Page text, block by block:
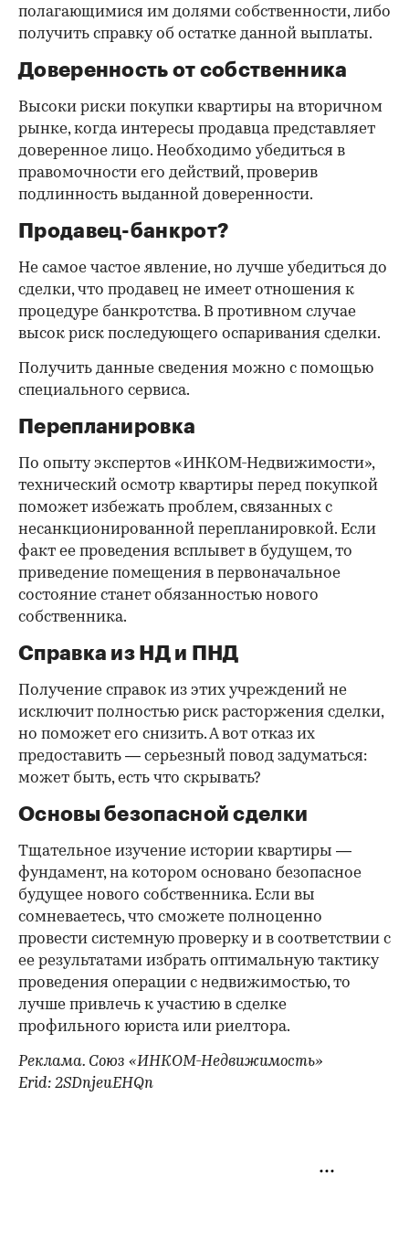
полагающимися им долями собственности, либо
получить справку об остатке данной выплаты.
Доверенность от собственника
Высоки риски покупки квартиры на вторичном
рынке, когда интересы продавца представляет
доверенное лицо. Необходимо убедиться в
правомочности его действий, проверив
подлинность выданной доверенности.
Продавец-банкрот?
Не самое частое явление, но лучше убедиться до
сделки, что продавец не имеет отношения к
процедуре банкротства. В противном случае
высок риск последующего оспаривания сделки.
Получить данные сведения можно с помощью
специального сервиса.
Перепланировка
По опыту экспертов «ИНКОМ-Недвижимости»,
технический осмотр квартиры перед покупкой
поможет избежать проблем, связанных с
несанкционированной перепланировкой. Если
факт ее проведения всплывет в будущем, то
приведение помещения в первоначальное
состояние станет обязанностью нового
собственника.
Справка из НД и ПНД
Получение справок из этих учреждений не
исключит полностью риск расторжения сделки,
но поможет его снизить. А вот отказ их
предоставить — серьезный повод задуматься:
может быть, есть что скрывать?
Основы безопасной сделки
Тщательное изучение истории квартиры —
фундамент, на котором основано безопасное
будущее нового собственника. Если вы
сомневаетесь, что сможете полноценно
провести системную проверку и в соответствии с
ее результатами избрать оптимальную тактику
проведения операции с недвижимостью, то
лучше привлечь к участию в сделке
профильного юриста или риелтора.
Реклама. Союз «ИНКОМ-Недвижимость»
Erid: 2SDnjeuEHQn